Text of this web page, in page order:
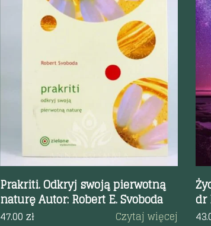
Prakriti. Odkryj swoją pierwotną
naturę Autor: Robert E. Svoboda
47.00 zł Czytaj więcej
dr